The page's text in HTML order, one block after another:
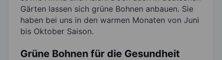
Gärten lassen sich grüne Bohnen anbauen. Sie
haben bei uns in den warmen Monaten von Juni
bis Oktober Saison.
Grüne Bohnen für die Gesundheit